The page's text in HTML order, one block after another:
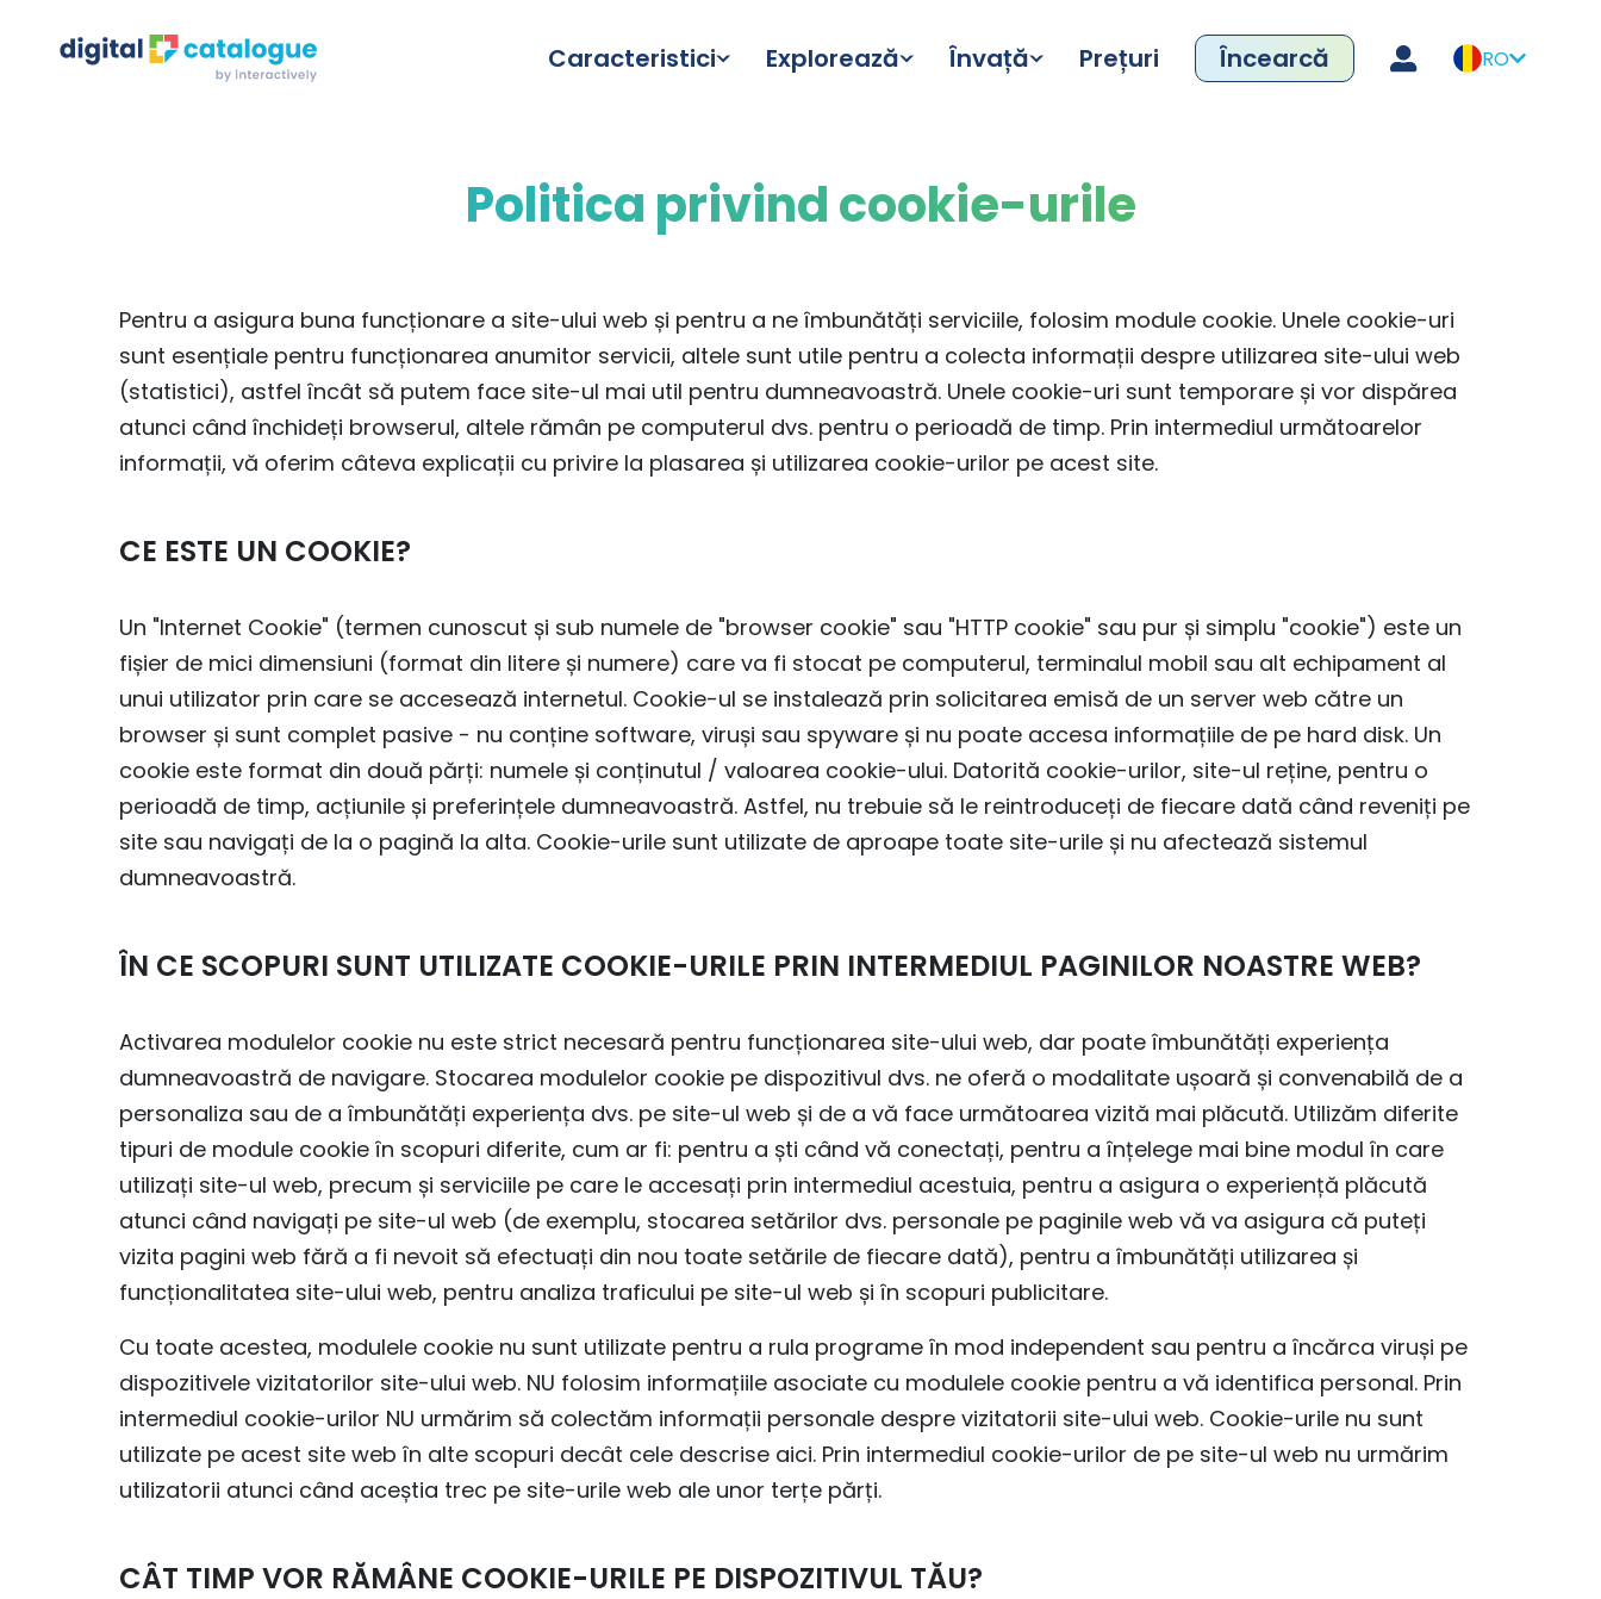
RO
Caracteristici Explorează Învață Prețuri Încearcă
Politica privind cookie-urile
Pentru a asigura buna funcționare a site-ului web și pentru a ne îmbunătăți serviciile, folosim module cookie. Unele cookie-uri
sunt esențiale pentru funcționarea anumitor servicii, altele sunt utile pentru a colecta informații despre utilizarea site-ului web
(statistici), astfel încât să putem face site-ul mai util pentru dumneavoastră. Unele cookie-uri sunt temporare și vor dispărea
atunci când închideți browserul, altele rămân pe computerul dvs. pentru o perioadă de timp. Prin intermediul următoarelor
informații, vă oferim câteva explicații cu privire la plasarea și utilizarea cookie-urilor pe acest site.
CE ESTE UN COOKIE?
Un "Internet Cookie" (termen cunoscut și sub numele de "browser cookie" sau "HTTP cookie" sau pur și simplu "cookie") este un
fișier de mici dimensiuni (format din litere și numere) care va fi stocat pe computerul, terminalul mobil sau alt echipament al
unui utilizator prin care se accesează internetul. Cookie-ul se instalează prin solicitarea emisă de un server web către un
browser și sunt complet pasive - nu conține software, viruși sau spyware și nu poate accesa informațiile de pe hard disk. Un
cookie este format din două părți: numele și conținutul / valoarea cookie-ului. Datorită cookie-urilor, site-ul reține, pentru o
perioadă de timp, acțiunile și preferințele dumneavoastră. Astfel, nu trebuie să le reintroduceți de fiecare dată când reveniți pe
site sau navigați de la o pagină la alta. Cookie-urile sunt utilizate de aproape toate site-urile și nu afectează sistemul
dumneavoastră.
ÎN CE SCOPURI SUNT UTILIZATE COOKIE-URILE PRIN INTERMEDIUL PAGINILOR NOASTRE WEB?
Activarea modulelor cookie nu este strict necesară pentru funcționarea site-ului web, dar poate îmbunătăți experiența
dumneavoastră de navigare. Stocarea modulelor cookie pe dispozitivul dvs. ne oferă o modalitate ușoară și convenabilă de a
personaliza sau de a îmbunătăți experiența dvs. pe site-ul web și de a vă face următoarea vizită mai plăcută. Utilizăm diferite
tipuri de module cookie în scopuri diferite, cum ar fi: pentru a ști când vă conectați, pentru a înțelege mai bine modul în care
utilizați site-ul web, precum și serviciile pe care le accesați prin intermediul acestuia, pentru a asigura o experiență plăcută
atunci când navigați pe site-ul web (de exemplu, stocarea setărilor dvs. personale pe paginile web vă va asigura că puteți
vizita pagini web fără a fi nevoit să efectuați din nou toate setările de fiecare dată), pentru a îmbunătăți utilizarea și
funcționalitatea site-ului web, pentru analiza traficului pe site-ul web și în scopuri publicitare.
Cu toate acestea, modulele cookie nu sunt utilizate pentru a rula programe în mod independent sau pentru a încărca viruși pe
dispozitivele vizitatorilor site-ului web. NU folosim informațiile asociate cu modulele cookie pentru a vă identifica personal. Prin
intermediul cookie-urilor NU urmărim să colectăm informații personale despre vizitatorii site-ului web. Cookie-urile nu sunt
utilizate pe acest site web în alte scopuri decât cele descrise aici. Prin intermediul cookie-urilor de pe site-ul web nu urmărim
utilizatorii atunci când aceștia trec pe site-urile web ale unor terțe părți.
CÂT TIMP VOR RĂMÂNE COOKIE-URILE PE DISPOZITIVUL TĂU?